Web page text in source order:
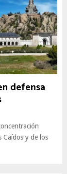
defensa
Caídos y de los